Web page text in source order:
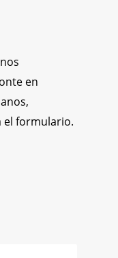
en
el formulario.